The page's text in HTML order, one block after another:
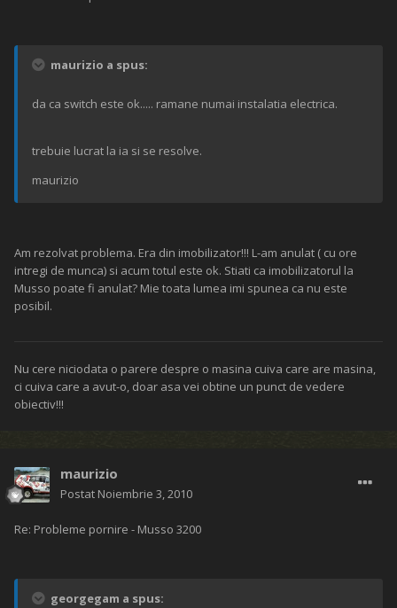
maurizio a spus:
da ca switch este ok..... ramane numai instalatia electrica.
trebuie lucrat la ia si se resolve.
maurizio
Am rezolvat problema. Era din imobilizator!!! L-am anulat ( cu ore
intregi de munca) si acum totul este ok. Stiati ca imobilizatorul la
Musso poate fi anulat? Mie toata lumea imi spunea ca nu este
posibil.
Nu cere niciodata o parere despre o masina cuiva care are masina,
ci cuiva care a avut-o, doar asa vei obtine un punct de vedere
obiectiv!!!
maurizio
Postat Noiembrie 3, 2010
Re: Probleme pornire - Musso 3200
georgegam a spus: